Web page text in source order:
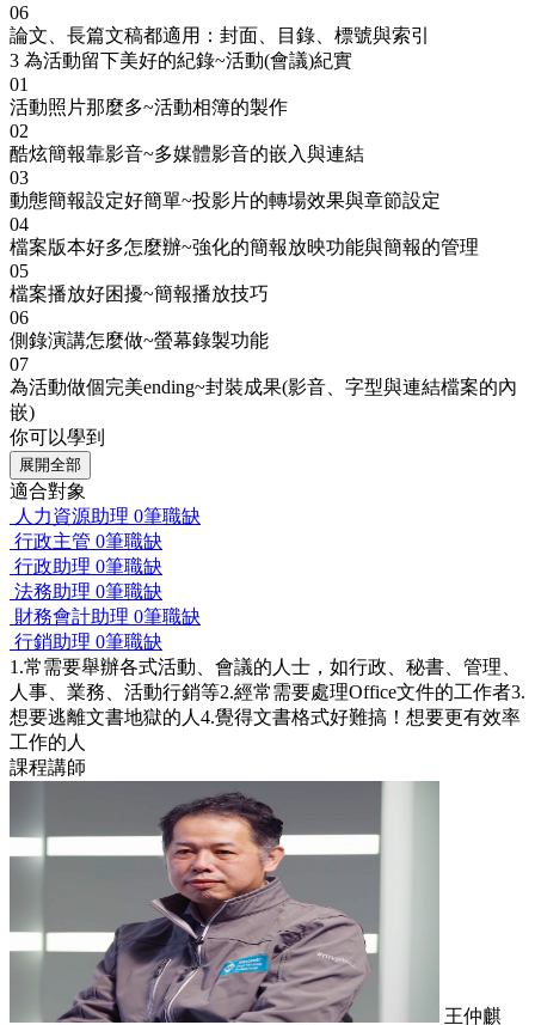
06
論文、長篇文稿都適用：封面、目錄、標號與索引
3 為活動留下美好的紀錄~活動(會議)紀實
01
活動照片那麼多~活動相簿的製作
02
酷炫簡報靠影音~多媒體影音的嵌入與連結
03
動態簡報設定好簡單~投影片的轉場效果與章節設定
04
檔案版本好多怎麼辦~強化的簡報放映功能與簡報的管理
05
檔案播放好困擾~簡報播放技巧
06
側錄演講怎麼做~螢幕錄製功能
07
為活動做個完美ending~封裝成果(影音、字型與連結檔案的內
嵌)
你可以學到
展開全部
適合對象
人力資源助理 0筆職缺
行政主管 0筆職缺
行政助理 0筆職缺
法務助理 0筆職缺
財務會計助理 0筆職缺
行銷助理 0筆職缺
1.常需要舉辦各式活動、會議的人士，如行政、秘書、管理、
人事、業務、活動行銷等2.經常需要處理Office文件的工作者3.
想要逃離文書地獄的人4.覺得文書格式好難搞！想要更有效率
工作的人
課程講師
王仲麒